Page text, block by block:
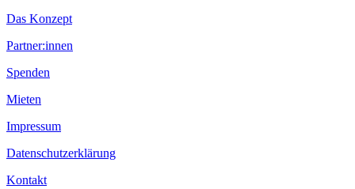
Das Konzept
Partner:innen
Spenden
Mieten
Impressum
Datenschutzerklärung
Kontakt